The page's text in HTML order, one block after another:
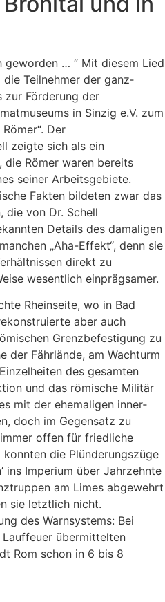
geworden … “ Mit diesem Lied
die Teilnehmer der ganz­
zur Förderung der
in Sinzig e.V. zum
Der
zeigte sich als ein
die Römer waren bereits
seiner Arbeitsgebiete.
Fakten bildeten zwar das
die von Dr. Schell
Details des damaligen
„Aha-Effekt“, denn sie
direkt zu
wesentlich einprägsamer.
Rheinseite, wo in Bad
aber auch
Grenzbefestigung zu
der Fährlände, am Wachturm
des gesamten
und das römische Militär
mit der ehemaligen inner­
doch im Gegensatz zu
offen für friedliche
die Plünderungszüge
ins Imperium über Jahrzehnte
am Limes abgewehrt
sie letztlich nicht.
des Warnsystems: Bei
übermittelten
Rom schon in 6 bis 8